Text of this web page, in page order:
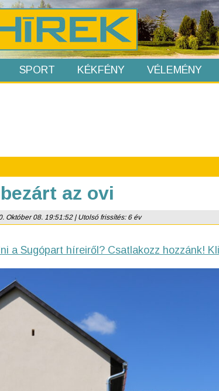
SPORT KÉKFÉNY VÉLEMÉNY
az ovi
Október 08. 19:51:52 | Utolsó frissítés: 6 év
a Sugópart híreiről? Csatlakozz hozzánk!